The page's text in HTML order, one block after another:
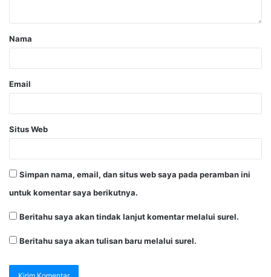
Nama
Email
Situs Web
Simpan nama, email, dan situs web saya pada peramban ini
untuk komentar saya berikutnya.
Beritahu saya akan tindak lanjut komentar melalui surel.
Beritahu saya akan tulisan baru melalui surel.